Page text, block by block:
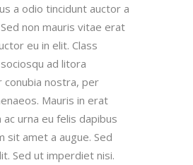
a odio tincidunt auctor a
non mauris vitae erat
eu in elit. Class
ad litora
nostra, per
Mauris in erat
ac urna eu felis dapibus
sit amet a augue. Sed
Sed ut imperdiet nisi.